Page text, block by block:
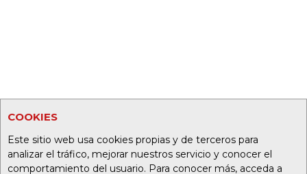
COOKIES
Este sitio web usa cookies propias y de terceros para
analizar el tráfico, mejorar nuestros servicio y conocer el
comportamiento del usuario. Para conocer más, acceda a